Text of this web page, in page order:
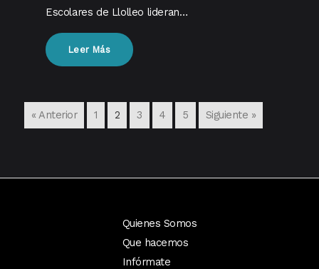
Escolares de Llolleo lideran…
Leer Más
« Anterior 1 2 3 4 5 Siguiente »
Quienes Somos
Que hacemos
Infórmate